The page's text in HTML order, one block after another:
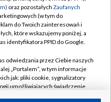
zgody
oraz pozostałych Zaufanych
(w tym do
do Twoich zainteresowań i
które wskazujemy poniżej, a
identyfikatora PPID do Google.
odwiedzania przez Ciebie naszych
„Portalem”, w tym informacje
jak: pliki cookie, sygnalizatory
umożliwiających świadczenie